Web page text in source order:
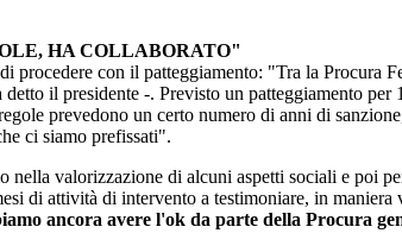
HA COLLABORATO"
con il patteggiamento: "Tra la Procura
il presidente -. Previsto un patteggiamento
prevedono un certo numero di anni di
ci siamo prefissati".
valorizzazione di alcuni aspetti sociali e poi
di attività di intervento a testimoniare, in
ancora avere l'ok da parte della Procura